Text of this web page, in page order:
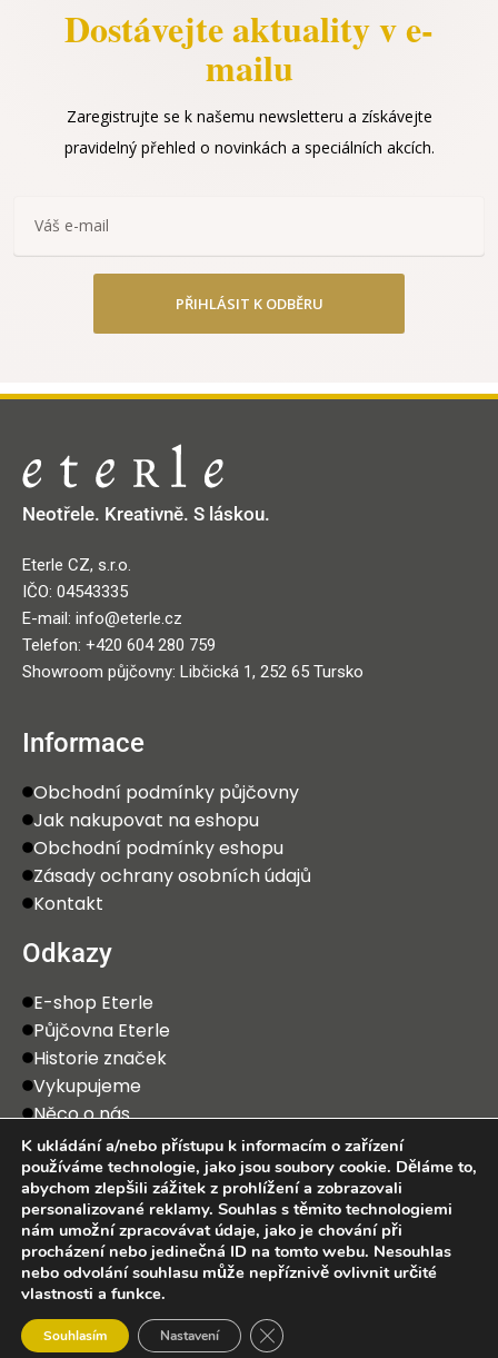
Dostávejte aktuality v e-
mailu
Zaregistrujte se k našemu newsletteru a získávejte
pravidelný přehled o novinkách a speciálních akcích.
PŘIHLÁSIT K ODBĚRU
Neotřele. Kreativně. S láskou.
Eterle CZ, s.r.o.
IČO: 04543335
E-mail: info@eterle.cz
Telefon: +420 604 280 759
Showroom půjčovny: Libčická 1, 252 65 Tursko
Informace
Obchodní podmínky půjčovny
Jak nakupovat na eshopu
Obchodní podmínky eshopu
Zásady ochrany osobních údajů
Kontakt
Odkazy
E-shop Eterle
Půjčovna Eterle
Historie značek
Vykupujeme
Něco o nás
2025 Eterle CZ, s.r.o. Všechna práva vyhrazena.
K ukládání a/nebo přístupu k informacím o zařízení
používáme technologie, jako jsou soubory cookie. Děláme to,
abychom zlepšili zážitek z prohlížení a zobrazovali
personalizované reklamy. Souhlas s těmito technologiemi
nám umožní zpracovávat údaje, jako je chování při
procházení nebo jedinečná ID na tomto webu. Nesouhlas
nebo odvolání souhlasu může nepříznivě ovlivnit určité
vlastnosti a funkce.
Souhlasím Nastavení Zavřít cookie lištu GDPR